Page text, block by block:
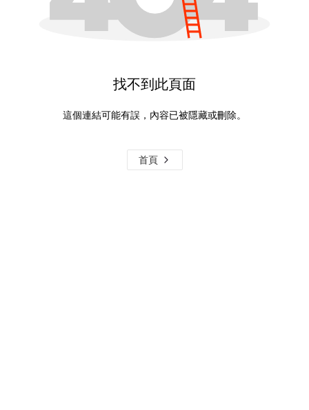
找不到此頁面
這個連結可能有誤，內容已被隱藏或刪除。
首頁